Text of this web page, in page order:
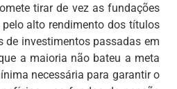
tirar de vez as fundações
alto rendimento dos títulos
de investimentos passadas em
a maioria não bateu a meta
necessária para garantir o